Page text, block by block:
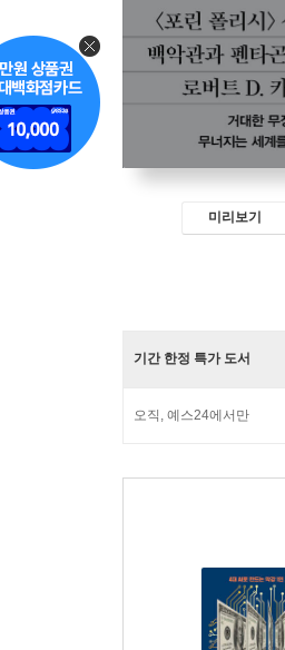
미리보기
기간 한정 특가 도서
오직, 예스24에서만